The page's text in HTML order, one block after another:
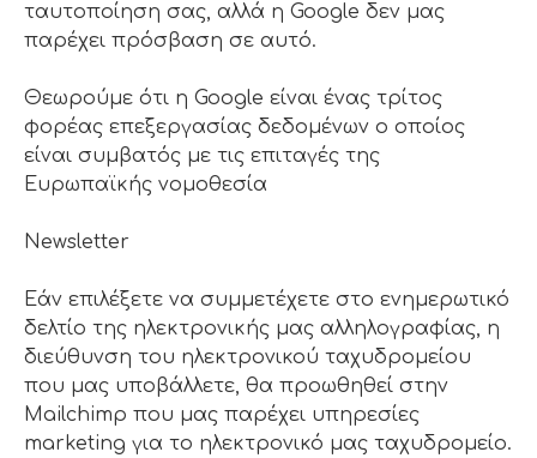
ταυτοποίηση σας, αλλά η Google δεν μας
παρέχει πρόσβαση σε αυτό.
Θεωρούμε ότι η Google είναι ένας τρίτος
φορέας επεξεργασίας δεδομένων ο οποίος
είναι συμβατός με τις επιταγές της
Ευρωπαϊκής νομοθεσία
Newsletter
Εάν επιλέξετε να συμμετέχετε στο ενημερωτικό
δελτίο της ηλεκτρονικής μας αλληλογραφίας, η
διεύθυνση του ηλεκτρονικού ταχυδρομείου
που μας υποβάλλετε, θα προωθηθεί στην
Mailchimp που μας παρέχει υπηρεσίες
marketing για το ηλεκτρονικό μας ταχυδρομείο.